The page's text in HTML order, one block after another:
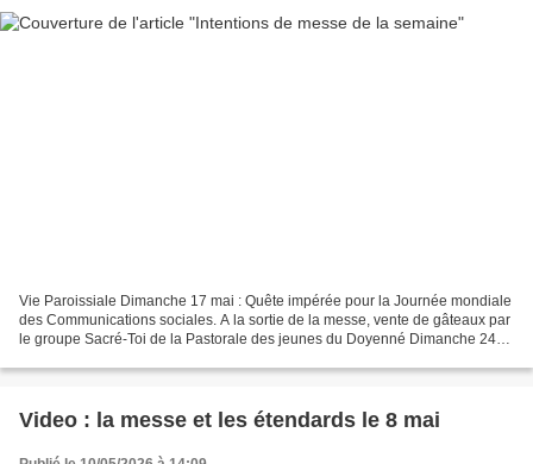
Vie Paroissiale Dimanche 17 mai : Quête impérée pour la Journée mondiale
des Communications sociales. A la sortie de la messe, vente de gâteaux par
le groupe Sacré-Toi de la Pastorale des jeunes du Doyenné Dimanche 24
Video : la messe et les étendards le 8 mai